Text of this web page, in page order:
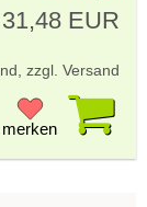
31,48 EUR
zzgl. Versand
merken